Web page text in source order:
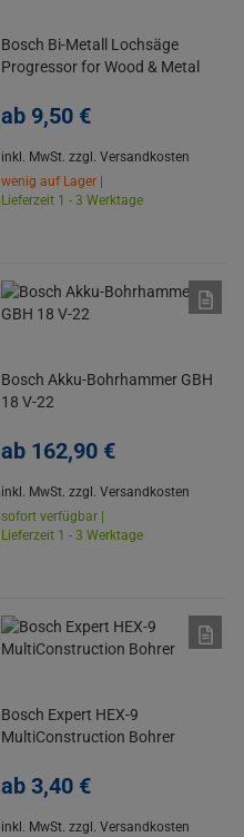
Bosch Bi-Metall Lochsäge
Progressor for Wood & Metal
ab 9,50 €
inkl. MwSt. zzgl. Versandkosten
wenig auf Lager |
Lieferzeit 1 - 3 Werktage
Bosch Akku-Bohrhammer GBH
18 V-22
ab 162,90 €
inkl. MwSt. zzgl. Versandkosten
sofort verfügbar |
Lieferzeit 1 - 3 Werktage
Bosch Expert HEX-9
MultiConstruction Bohrer
ab 3,40 €
inkl. MwSt. zzgl. Versandkosten